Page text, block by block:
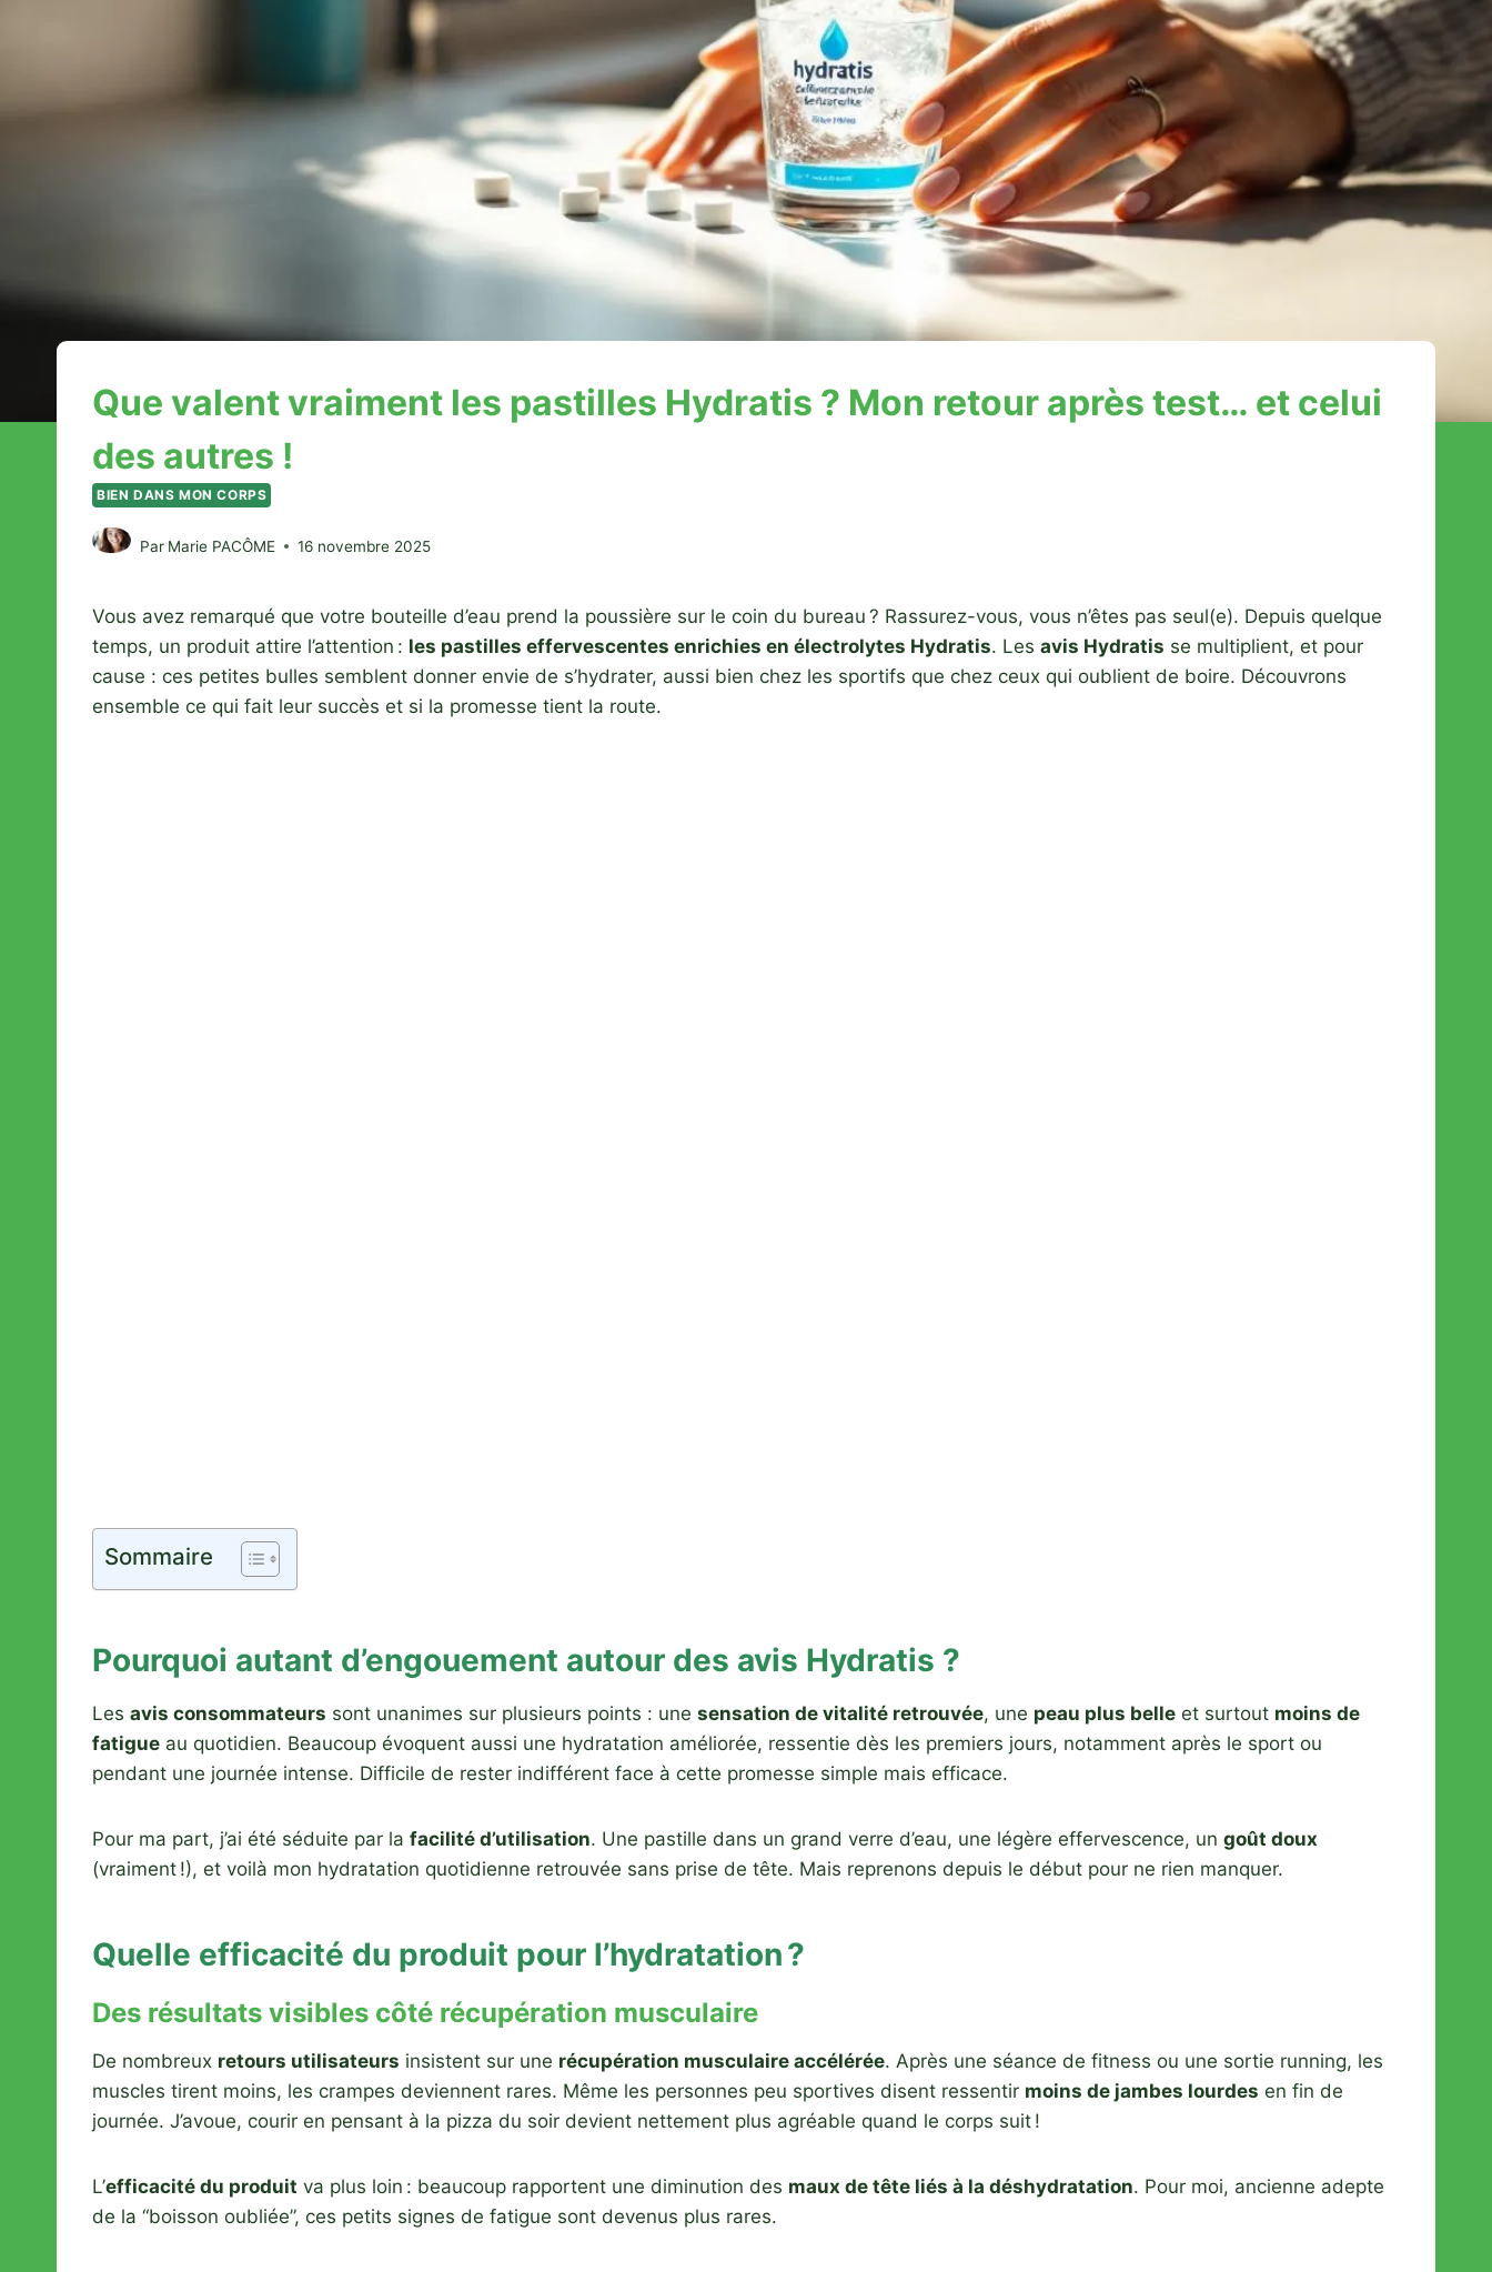
Que valent vraiment les pastilles Hydratis ? Mon retour après test… et celui
des autres !
BIEN DANS MON CORPS
Par Marie PACÔME 16 novembre 2025
Vous avez remarqué que votre bouteille d’eau prend la poussière sur le coin du bureau ? Rassurez-vous, vous n’êtes pas seul(e). Depuis quelque
temps, un produit attire l’attention : les pastilles effervescentes enrichies en électrolytes Hydratis. Les avis Hydratis se multiplient, et pour
cause : ces petites bulles semblent donner envie de s’hydrater, aussi bien chez les sportifs que chez ceux qui oublient de boire. Découvrons
ensemble ce qui fait leur succès et si la promesse tient la route.
Sommaire
Pourquoi autant d’engouement autour des avis Hydratis ?
Les avis consommateurs sont unanimes sur plusieurs points : une sensation de vitalité retrouvée, une peau plus belle et surtout moins de
fatigue au quotidien. Beaucoup évoquent aussi une hydratation améliorée, ressentie dès les premiers jours, notamment après le sport ou
pendant une journée intense. Difficile de rester indifférent face à cette promesse simple mais efficace.
Pour ma part, j’ai été séduite par la facilité d’utilisation. Une pastille dans un grand verre d’eau, une légère effervescence, un goût doux
(vraiment !), et voilà mon hydratation quotidienne retrouvée sans prise de tête. Mais reprenons depuis le début pour ne rien manquer.
Quelle efficacité du produit pour l’hydratation ?
Des résultats visibles côté récupération musculaire
De nombreux retours utilisateurs insistent sur une récupération musculaire accélérée. Après une séance de fitness ou une sortie running, les
muscles tirent moins, les crampes deviennent rares. Même les personnes peu sportives disent ressentir moins de jambes lourdes en fin de
journée. J’avoue, courir en pensant à la pizza du soir devient nettement plus agréable quand le corps suit !
L’efficacité du produit va plus loin : beaucoup rapportent une diminution des maux de tête liés à la déshydratation. Pour moi, ancienne adepte
de la “boisson oubliée”, ces petits signes de fatigue sont devenus plus rares.